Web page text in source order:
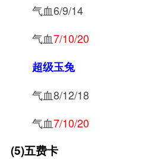
气血6/9/14
气血7/10/20
超级玉兔
气血8/12/18
气血7/10/20
(5)五费卡